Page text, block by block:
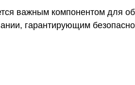
важным компонентом для
гарантирующим